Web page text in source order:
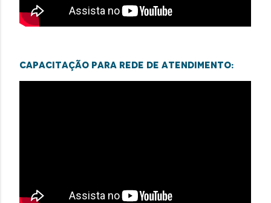
Capacitação para rede de atendimento: